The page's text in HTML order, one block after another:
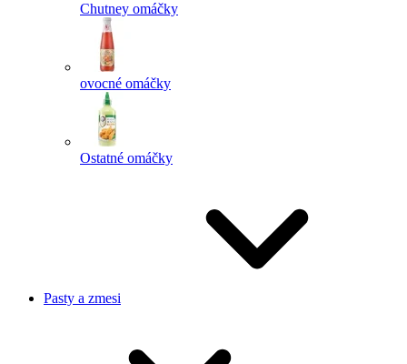
Chutney omáčky
ovocné omáčky
Ostatné omáčky
Pasty a zmesi